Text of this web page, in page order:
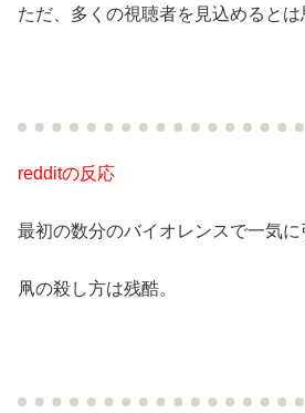
ただ、多くの視聴者を見込めるとは
redditの反応
最初の数分のバイオレンスで一気に
凧の殺し方は残酷。